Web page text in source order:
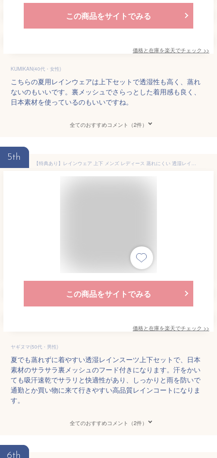
この商品をサイトでみる
価格と在庫を楽天でチェック >>
KUMIKAN(40代・女性)
こちらの夏用レインウェアは上下セットで透湿性も高く、蒸れ
ないのもいいです。裏メッシュでさらっとした着用感も良く、
日本素材を使っているのもいいですね。
全てのおすすめコメント（2件）
5th
【特典あり】レインウェア 上下 メンズ レディース 蒸れにくい 透湿レインスーツ 上下セット レインウェア レインコート 雨具 合羽 セット 日本素材 さらさら 裏メッシュ breathatec 高機能素材 おすすめ イベント 通勤 通学 上下組 7740 リフレクター フード 送料無料
この商品をサイトでみる
価格と在庫を楽天でチェック >>
ヤギヌマ(50代・男性)
夏でも蒸れずに着やすい透湿レインスーツ上下セットで、日本
素材のサラサラ裏メッシュのフード付きになります。汗をかい
ても吸汗速乾でサラリと快適性があり、しっかりと雨を防いで
通勤とか買い物に来て行きやすい高品質レインコートになりま
す。
全てのおすすめコメント（2件）
6th